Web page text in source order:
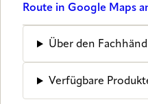
Route in Google Maps
Über den
Verfügbare